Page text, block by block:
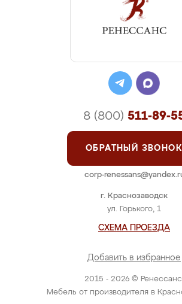
2015 - 2026 ©
Мебель от производителя в
г. Краснозаводск
ул. Горького, 1
СХЕМА ПРОЕЗДА
Добавить в избранное
8 (800) 511-89-
ОБРАТНЫЙ ЗВОНОК
corp-